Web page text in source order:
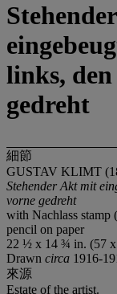
links,
gedreht
細節
GUSTAV KLIMT
Stehender Akt mit
vorne gedreht
with Nachlass
pencil on paper
22 ½ x 14 ¾ in. (57 x
Drawn circa 1916-
來源
Estate of the artist.